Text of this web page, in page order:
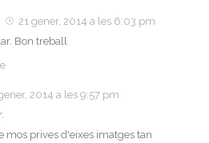
21 gener, 2014 a les 6:03 pm
Bon treball
2014 a les 9:57 pm
mos prives d'eixes imatges tan